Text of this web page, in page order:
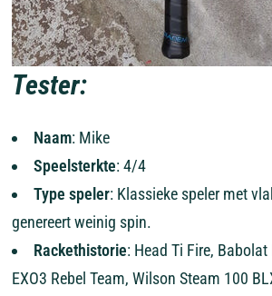
Tester:
Naam: Mike
Speelsterkte: 4/4
Type speler: Klassieke speler met
genereert weinig spin.
Rackethistorie: Head Ti Fire,
EXO3 Rebel Team, Wilson Steam 100